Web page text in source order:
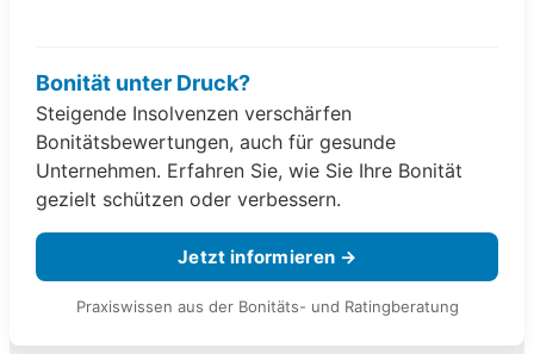
Bonität unter Druck?
Steigende Insolvenzen verschärfen
Bonitätsbewertungen, auch für gesunde
Unternehmen. Erfahren Sie, wie Sie Ihre Bonität
gezielt schützen oder verbessern.
Jetzt informieren →
Praxiswissen aus der Bonitäts- und Ratingberatung